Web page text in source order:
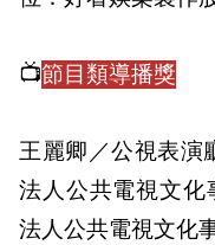
📺節目類導播獎
王麗卿／公視表演
法人公共電視文化
法人公共電視文化